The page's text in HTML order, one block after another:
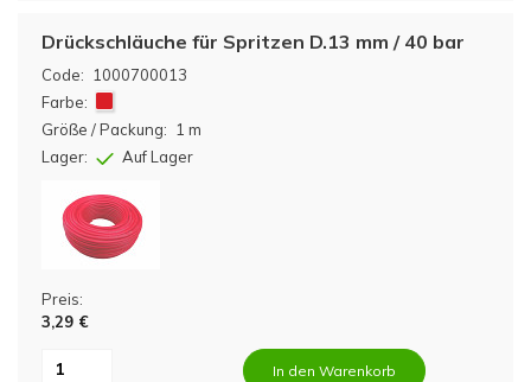
Code: 1000700013
Drückschläuche für Spritzen D.13 mm / 40 bar
Farbe:
Größe / Packung: 1 m
Lager:
Auf Lager
Preis:
3,29 €
In den Warenkorb